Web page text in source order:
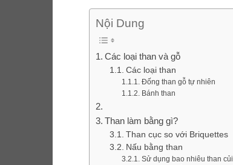
Nội Dung
Các loại than và gỗ
Các loại than
Đống than gỗ tự nhiên
Bánh than
Than làm bằng gì?
Than cục so với Briquettes
Nấu bằng than
Sử dụng bao nhiêu than củi